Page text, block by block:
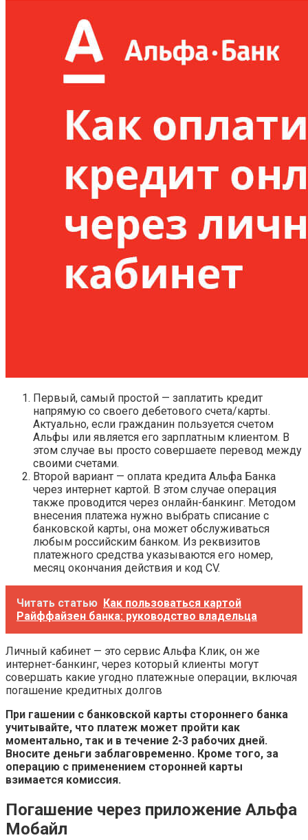
Первый, самый простой — заплатить кредит
напрямую со своего дебетового счета/карты.
Актуально, если гражданин пользуется счетом
Альфы или является его зарплатным клиентом. В
этом случае вы просто совершаете перевод между
своими счетами.
Второй вариант — оплата кредита Альфа Банка
через интернет картой. В этом случае операция
также проводится через онлайн-банкинг. Методом
внесения платежа нужно выбрать списание с
банковской карты, она может обслуживаться
любым российским банком. Из реквизитов
платежного средства указываются его номер,
месяц окончания действия и код CV.
Читать статью Как пользоваться картой
Райффайзен банка: руководство владельца
Личный кабинет — это сервис Альфа Клик, он же
интернет-банкинг, через который клиенты могут
совершать какие угодно платежные операции, включая
погашение кредитных долгов
При гашении с банковской карты стороннего банка
учитывайте, что платеж может пройти как
моментально, так и в течение 2-3 рабочих дней.
Вносите деньги заблаговременно. Кроме того, за
операцию с применением сторонней карты
взимается комиссия.
Погашение через приложение Альфа
Мобайл